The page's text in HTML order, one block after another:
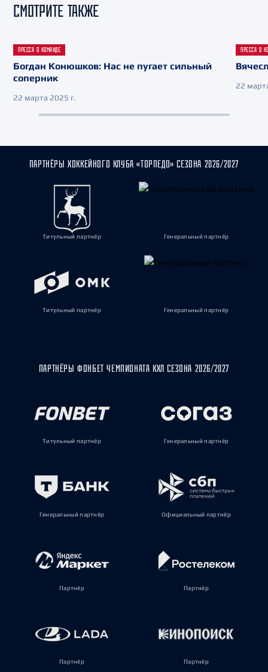
СМОТРИТЕ ТАКЖЕ
ПРЕССА О КОМАНДЕ
Богдан Конюшков: Нас не пугает сильный
соперник
22 марта 2025 г.
ПРЕССА О
22
ПАРТНЁРЫ ХОККЕЙНОГО КЛУБА «ТОРПЕДО» СЕЗОНА 2026/2027
Титульный партнёр Генеральный партнёр
Титульный партнёр Генеральный партнёр
ПАРТНЁРЫ ФОНБЕТ ЧЕМПИОНАТА КХЛ СЕЗОНА 2026/2027
Титульный партнёр Генеральный партнёр
Генеральный партнёр Официальный партнёр
Партнёр Партнёр
Партнёр Партнёр